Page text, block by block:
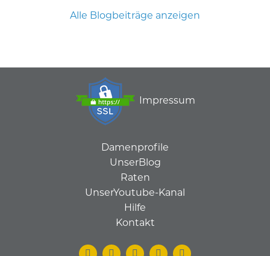
Alle Blogbeiträge anzeigen
Impressum
Damenprofile
UnserBlog
Raten
UnserYoutube-Kanal
Hilfe
Kontakt